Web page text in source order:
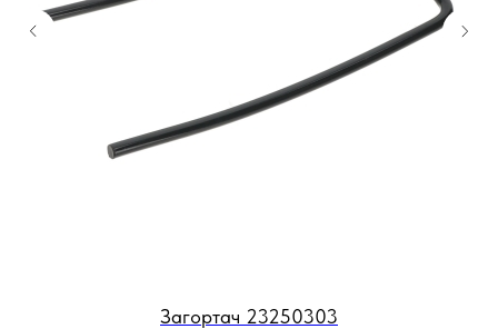
Загортач 23250303